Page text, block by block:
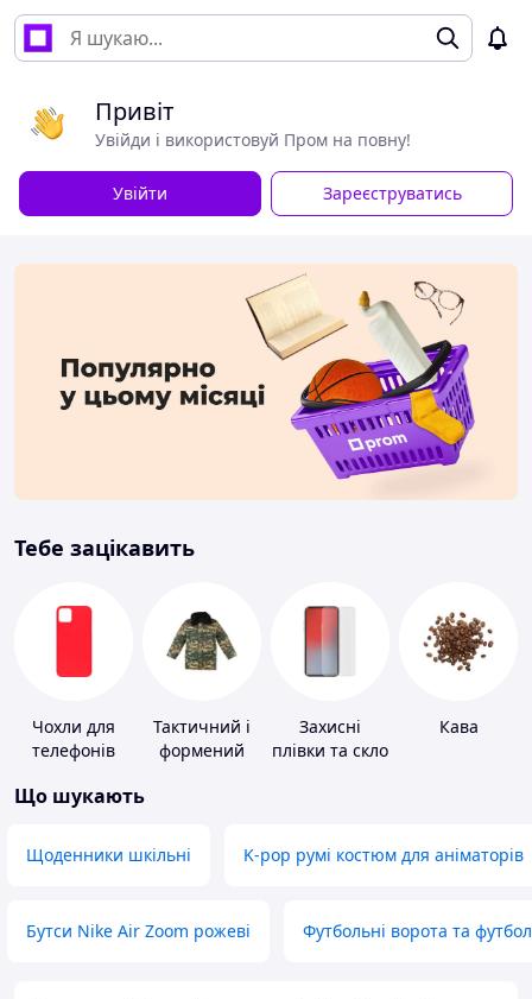
Привіт
Увійди і використовуй Пром на повну!
Увійти Зареєструватись
Тебе зацікавить
Чохли для
телефонів
Тактичний і
формений
Захисні
плівки та скло
Кава
Що шукають
Щоденники шкільні K-pop румі костюм для аніматорів
Бутси Nike Air Zoom рожеві Футбольні ворота та